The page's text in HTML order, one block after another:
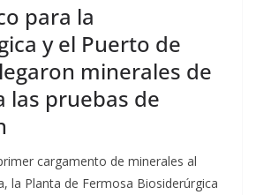
para la
y el Puerto de
minerales de
las pruebas de
cargamento de minerales al
la Planta de Fermosa Biosiderúrgica